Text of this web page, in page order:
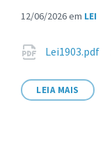
12/06/2026em LEI
Anexos
Lei1903.pdf
LEIA MAIS